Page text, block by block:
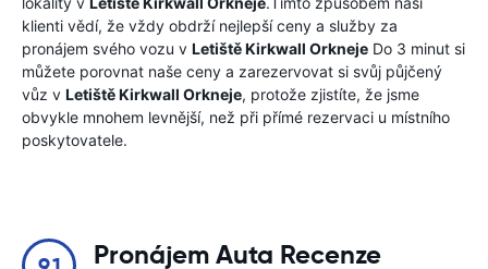
klienti vědí, že vždy obdrží nejlepší ceny a služby za
pronájem svého vozu v Letiště Kirkwall Orkneje Do 3 minut si
můžete porovnat naše ceny a zarezervovat si svůj půjčený
vůz v Letiště Kirkwall Orkneje, protože zjistíte, že jsme
obvykle mnohem levnější, než při přímé rezervaci u místního
poskytovatele.
Pronájem Auta Recenze